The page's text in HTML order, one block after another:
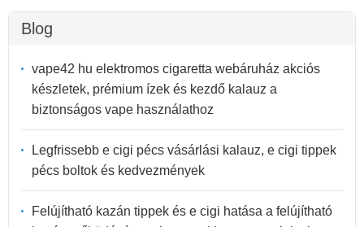
Blog
vape42 hu elektromos cigaretta webáruház akciós
készletek, prémium ízek és kezdő kalauz a
biztonságos vape használathoz
Legfrissebb e cigi pécs vásárlási kalauz, e cigi tippek
pécs boltok és kedvezmények
Felújítható kazán tippek és e cigi hatása a felújítható